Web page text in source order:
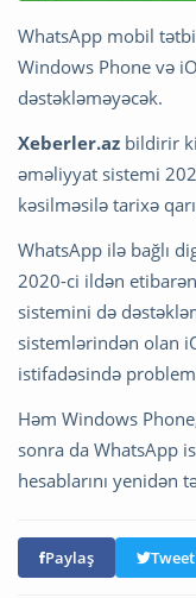
WhatsApp mobil
Windows Phone və
dəstəkləməyəcək.
Xeberler.az bildirir
əməliyyat sistemi
kəsilməsilə tarixə
WhatsApp ilə bağlı
2020-ci ildən
sistemini də
sistemlərindən olan
istifadəsində
Həm Windows
sonra da WhatsApp
hesablarını yenidən
Paylaş Tweet